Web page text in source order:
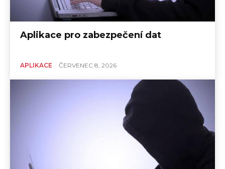
Aplikace pro zabezpečení dat
APLIKACE ČERVENEC 8, 2026